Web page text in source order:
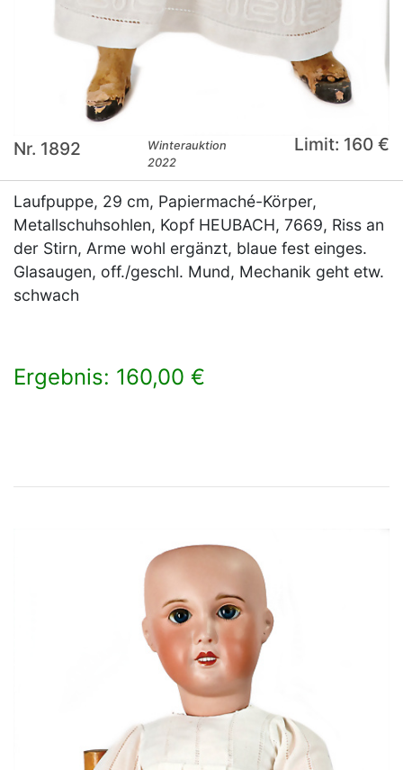
Nr. 1892
Winterauktion
2022
Limit: 160 €
Laufpuppe, 29 cm, Papiermaché-Körper,
Metallschuhsohlen, Kopf HEUBACH, 7669, Riss an
der Stirn, Arme wohl ergänzt, blaue fest einges.
Glasaugen, off./geschl. Mund, Mechanik geht etw.
schwach
Ergebnis: 160,00 €